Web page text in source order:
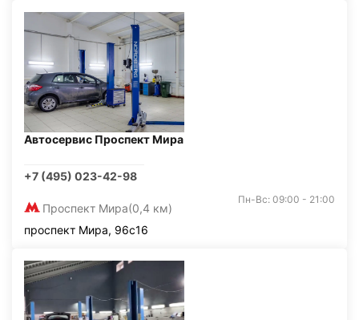
Автосервис Проспект Мира
+7 (495) 023-42-98
Проспект Мира(0,4 км)
Пн-Вс: 09:00 - 21:00
проспект Мира, 96с16